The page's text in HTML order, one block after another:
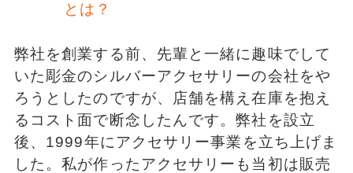
とは？
弊社を創業する前、先輩と一緒に趣味でして
いた彫金のシルバーアクセサリーの会社をや
ろうとしたのですが、店舗を構え在庫を抱え
るコスト面で断念したんです。弊社を設立
後、1999年にアクセサリー事業を立ち上げま
した。私が作ったアクセサリーも当初は販売